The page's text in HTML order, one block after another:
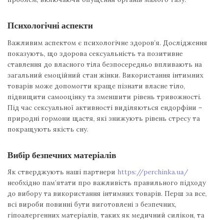
Психологічні аспекти
Важливим аспектом є психологічне здоров’я. Дослідження
показують, що здорова сексуальність та позитивне
ставлення до власного тіла безпосередньо впливають на
загальний емоційний стан жінки. Використання інтимних
товарів може допомогти краще пізнати власне тіло,
підвищити самооцінку та зменшити рівень тривожності.
Під час сексуальної активності виділяються ендорфіни –
природні гормони щастя, які знижують рівень стресу та
покращують якість сну.
Вибір безпечних матеріалів
Як стверджують наші партнери https://perchinka.ua/
необхідно пам’ятати про важливість правильного підходу
до вибору та використання інтимних товарів. Перш за все,
всі вироби повинні бути виготовлені з безпечних,
гіпоалергенних матеріалів, таких як медичний силікон, та